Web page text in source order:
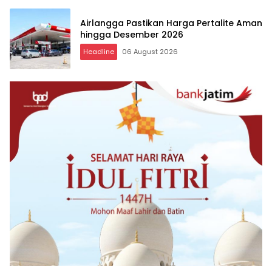
Airlangga Pastikan Harga Pertalite Aman
hingga Desember 2026
Headline 06 August 2026